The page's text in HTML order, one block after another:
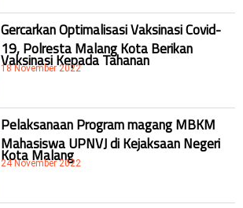
Gercarkan Optimalisasi Vaksinasi Covid-
19, Polresta Malang Kota Berikan
Vaksinasi Kepada Tahanan
18 November 2022
Pelaksanaan Program magang MBKM
Mahasiswa UPNVJ di Kejaksaan Negeri
Kota Malang
24 November 2022